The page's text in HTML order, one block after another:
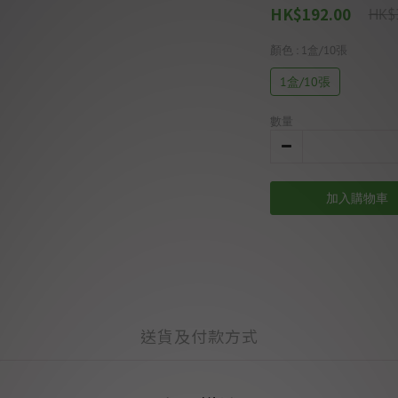
HK$192.00
顏色 : 1盒/10張
1盒/10張
數量
加入購物車
送貨及付款方式